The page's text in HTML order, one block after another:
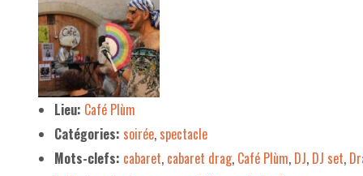
INFOS & ACCESSIBILITÉ
Lieu: Café Plùm
Catégories: soirée, spectacle
Mots-clefs: cabaret, cabaret drag, Café Plùm, DJ, DJ set,